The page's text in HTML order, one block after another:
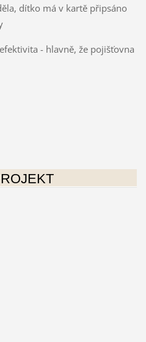
dítko má v kartě připsáno
- hlavně, že pojišťovna